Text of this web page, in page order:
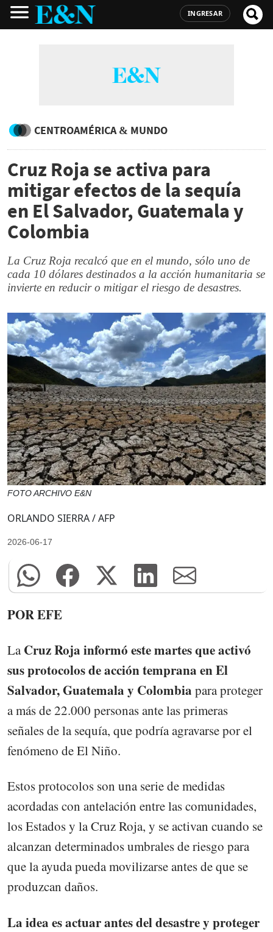
INGRESAR
CENTROAMÉRICA & MUNDO
Cruz Roja se activa para
mitigar efectos de la sequía
en El Salvador, Guatemala y
Colombia
La Cruz Roja recalcó que en el mundo, sólo uno de
cada 10 dólares destinados a la acción humanitaria se
invierte en reducir o mitigar el riesgo de desastres.
FOTO ARCHIVO E&N
ORLANDO SIERRA / AFP
2026-06-17
POR EFE
LaCruz Roja informó este martes que activó
sus protocolos de acción temprana en El
Salvador, Guatemala y Colombia para proteger
a más de 22.000 personas ante las primeras
señales de la sequía, que podría agravarse por el
fenómeno de El Niño.
Estos protocolos son una serie de medidas
acordadas con antelación entre las comunidades,
los Estados y la Cruz Roja, y se activan cuando se
alcanzan determinados umbrales de riesgo para
que la ayuda pueda movilizarse antes de que se
produzcan daños.
La idea es actuar antes del desastre y proteger